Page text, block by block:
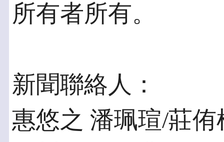
所有者所有。
新聞聯絡人：
惠悠之 潘珮瑄/莊侑